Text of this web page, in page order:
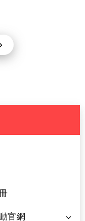
官網